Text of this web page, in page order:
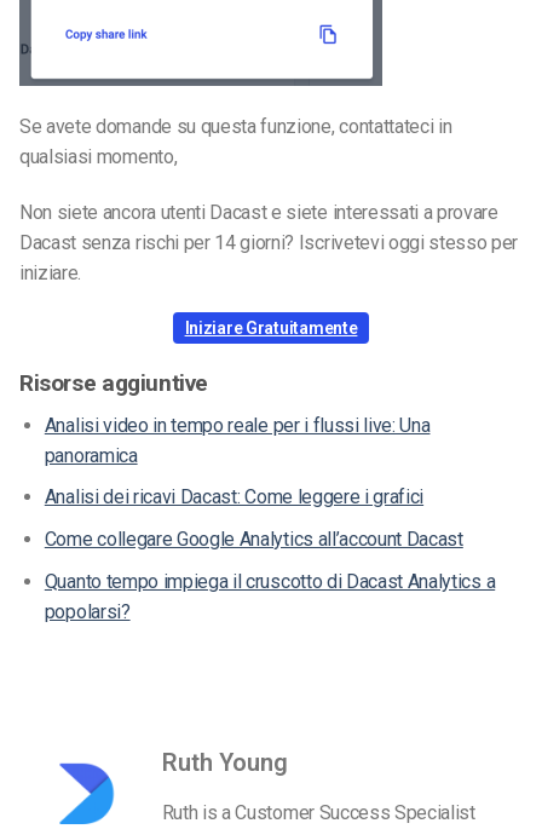
Se avete domande su questa funzione, contattateci in
qualsiasi momento,
Non siete ancora utenti Dacast e siete interessati a provare
Dacast senza rischi per 14 giorni? Iscrivetevi oggi stesso per
iniziare.
Iniziare Gratuitamente
Risorse aggiuntive
Analisi video in tempo reale per i flussi live: Una
panoramica
Analisi dei ricavi Dacast: Come leggere i grafici
Come collegare Google Analytics all’account Dacast
Quanto tempo impiega il cruscotto di Dacast Analytics a
popolarsi?
Ruth Young
Ruth is a Customer Success Specialist